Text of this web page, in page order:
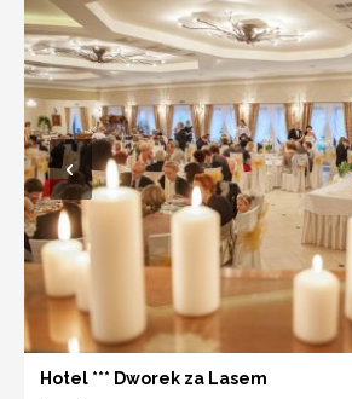
Hotel *** Dworek za Lasem